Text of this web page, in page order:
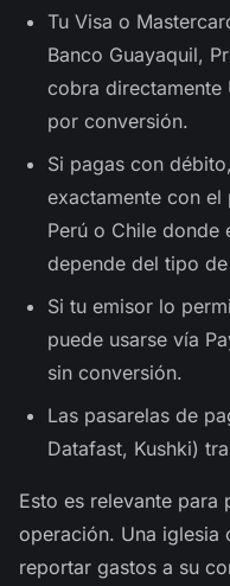
Tu Visa o
Banco Guayaquil,
cobra directamente
por conversión.
Si pagas con
exactamente con
Perú o Chile donde
depende del tipo
Si tu emisor lo
puede usarse vía
sin conversión.
Las pasarelas de
Datafast, Kushki)
Esto es relevante
operación. Una iglesia
reportar gastos a su